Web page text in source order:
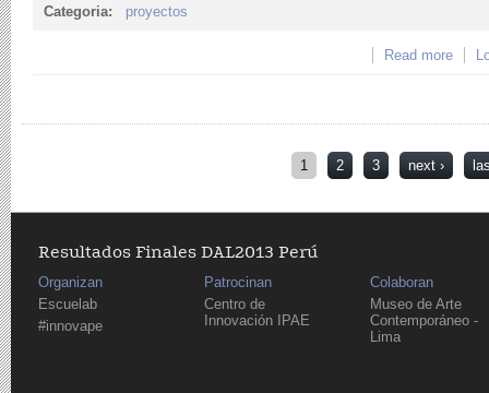
Categoria: proyectos
Read more
1 2 3 next ›
Resultados Finales DAL2013 Perú
Organizan
Escuelab
#innovape
Patrocinan
Centro de
Innovación IPAE
Colaboran
Museo de Arte
Contemporáneo -
Lima